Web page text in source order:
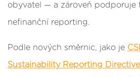
obyvatel — a zároveň podporuje
nefinanční reporting.
Podle nových směrnic, jako je
Sustainability Reporting